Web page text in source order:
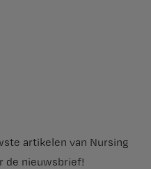
artikelen van Nursing
de nieuwsbrief!